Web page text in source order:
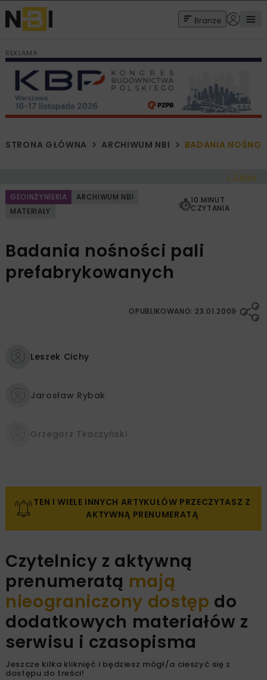
Branże
REKLAMA
STRONA GŁÓWNA ARCHIWUM NBI BADANIA
< Cofnij
GEOINŻYNIERIA
ARCHIWUM NBI
MATERIAŁY
10 MINUT
CZYTANIA
Badania nośności pali
prefabrykowanych
OPUBLIKOWANO: 23.01.2009
Leszek Cichy
Jarosław Rybak
Grzegorz Tkaczyński
TEN I WIELE INNYCH ARTYKUŁÓW PRZECZYTASZ Z
AKTYWNĄ PRENUMERATĄ
Czytelnicy z aktywną
prenumeratą mają
nieograniczony dostęp do
dodatkowych materiałów z
serwisu i czasopisma
Jeszcze kilka kliknięć i będziesz mógł/a cieszyć się z
dostępu do treści!